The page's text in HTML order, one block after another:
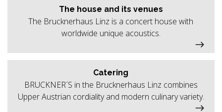
The house and its venues
The Brucknerhaus Linz is a concert house with
worldwide unique acoustics.
Catering
BRUCKNER´S in the Brucknerhaus Linz combines
Upper Austrian cordiality and modern culinary variety.